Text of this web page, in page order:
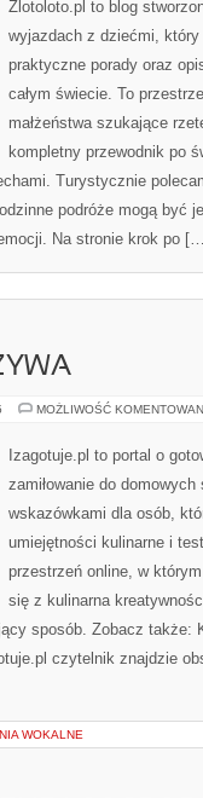
Zlotoloto.pl to blog
wyjazdach z dziećmi, który
praktyczne porady oraz
całym świecie. To
małżeństwa szukające
kompletny przewodnik po
Turystycznie
podróże mogą być
Na stronie krok po
MOŻLIWOŚĆ
Izagotuje.pl to portal o
zamiłowanie do
wskazówkami dla osób,
umiejętności kulinarne i
przestrzeń online, w
się z kulinarna
sposób. Zobacz także:
czytelnik znajdzie
WOKALNE